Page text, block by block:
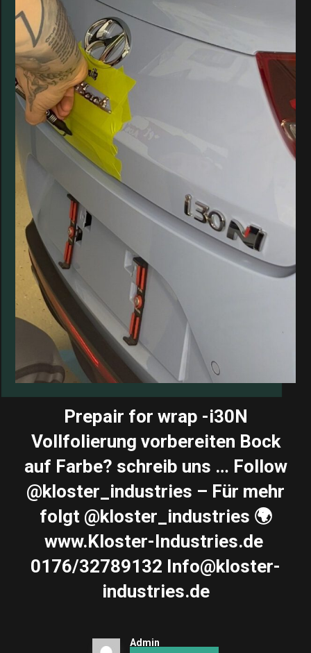
Prepair for wrap -i30N
Vollfolierung vorbereiten Bock
auf Farbe? schreib uns … Follow
@kloster_industries – Für mehr
folgt @kloster_industries 🌍
www.Kloster-Industries.de ️
0176/32789132 Info@kloster-
industries.de
Admin